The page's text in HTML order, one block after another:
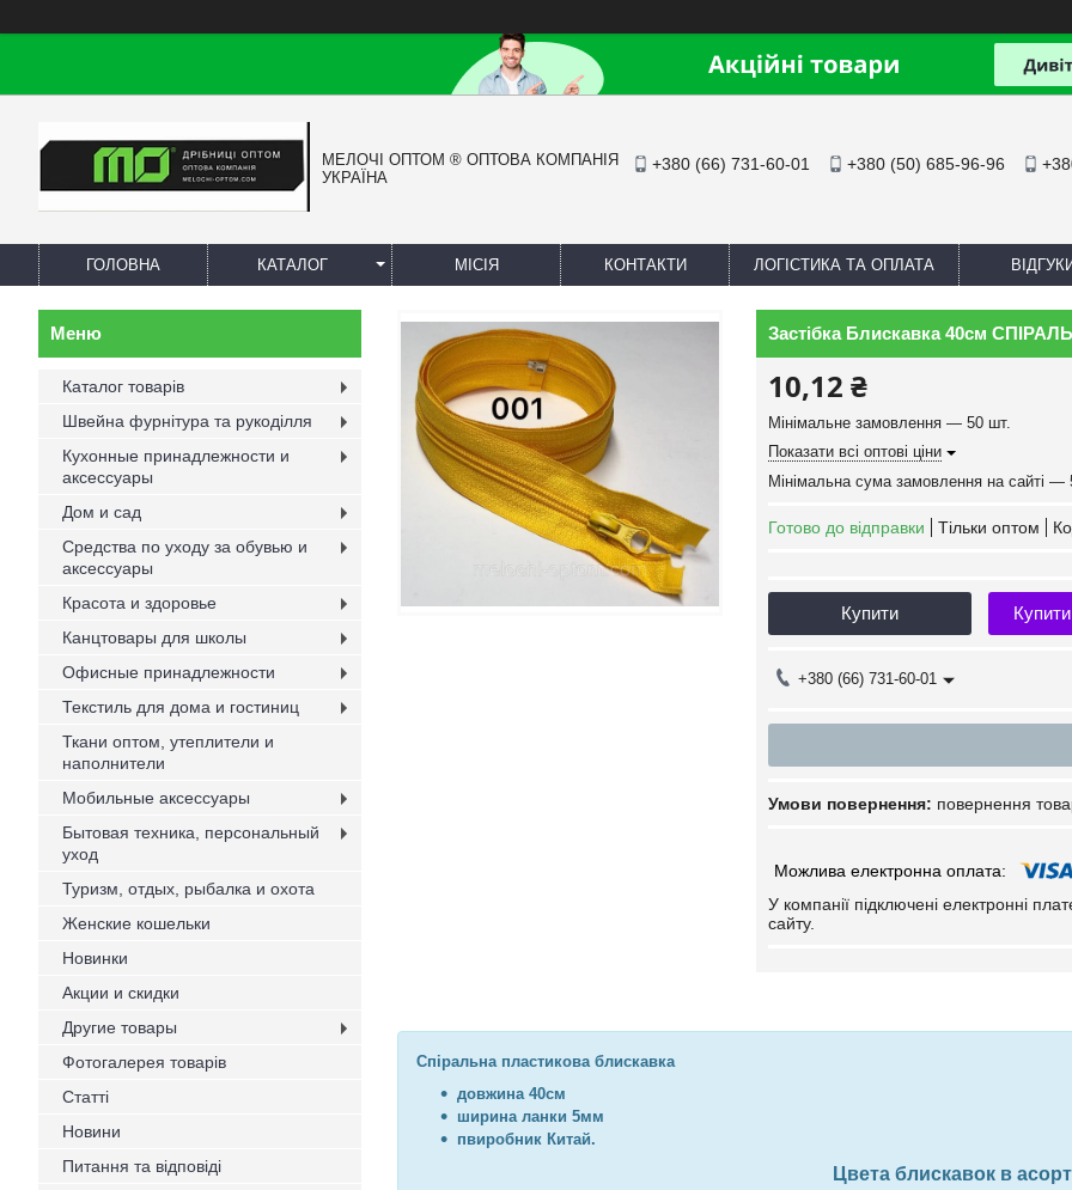
МЕЛОЧІ ОПТОМ ® ОПТОВА КОМПАНІЯ
УКРАЇНА
+380 (66) 731-60-01 +380 (50) 685-96-96
ГОЛОВНА КАТАЛОГ МІСІЯ КОНТАКТИ ЛОГІСТИКА ТА ОПЛАТА
Застібка Блискавка 40см
10,12 ₴
Мінімальне замовлення — 50 шт.
Показати всі оптові ціни
Мінімальна сума замовлення на сайті —
Готово до відправки Тільки оптом
Купити
+380 (66) 731-60-01
повернення
У компанії підключені електронні
сайту.
Спіральна пластикова блискавка
довжина 40см
ширина ланки 5мм
пвиробник Китай.
Цвета блискавок в
Каталог товарів
Швейна фурнітура та рукоділля
Кухонные принадлежности и
аксессуары
Дом и сад
Средства по уходу за обувью и
аксессуары
Красота и здоровье
Канцтовары для школы
Офисные принадлежности
Текстиль для дома и гостиниц
Ткани оптом, утеплители и
наполнители
Мобильные аксессуары
Бытовая техника, персональный
уход
Туризм, отдых, рыбалка и охота
Женские кошельки
Новинки
Акции и скидки
Другие товары
Фотогалерея товарів
Статті
Новини
Питання та відповіді